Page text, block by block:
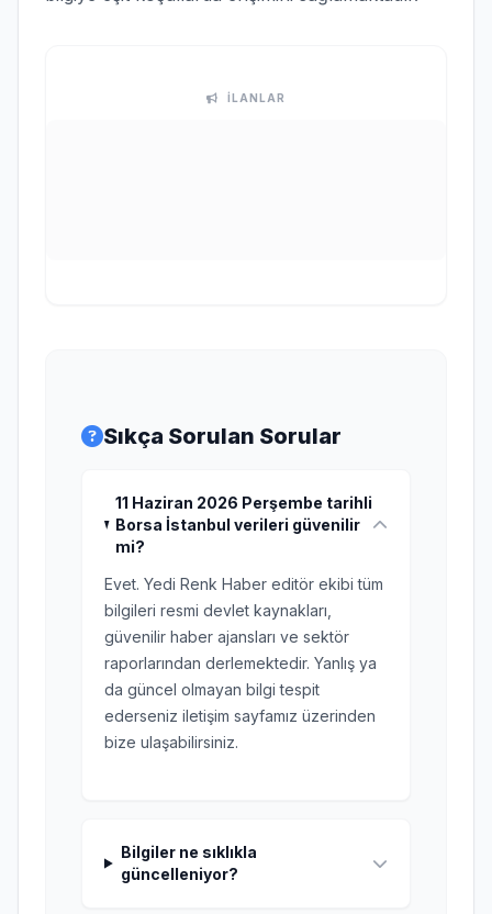
İLANLAR
Sıkça Sorulan Sorular
11 Haziran 2026 Perşembe tarihli
Borsa İstanbul verileri güvenilir
mi?
Evet. Yedi Renk Haber editör ekibi tüm
bilgileri resmi devlet kaynakları,
güvenilir haber ajansları ve sektör
raporlarından derlemektedir. Yanlış ya
da güncel olmayan bilgi tespit
ederseniz iletişim sayfamız üzerinden
bize ulaşabilirsiniz.
Bilgiler ne sıklıkla
güncelleniyor?